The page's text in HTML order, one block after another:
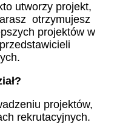
utworzy projekt,
otrzymujesz
projektów w
projektów,
rekrutacyjnych.